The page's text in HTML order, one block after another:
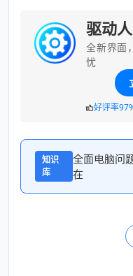
驱动
全新界面
忧
好评率
知识
库
全面电脑问
在